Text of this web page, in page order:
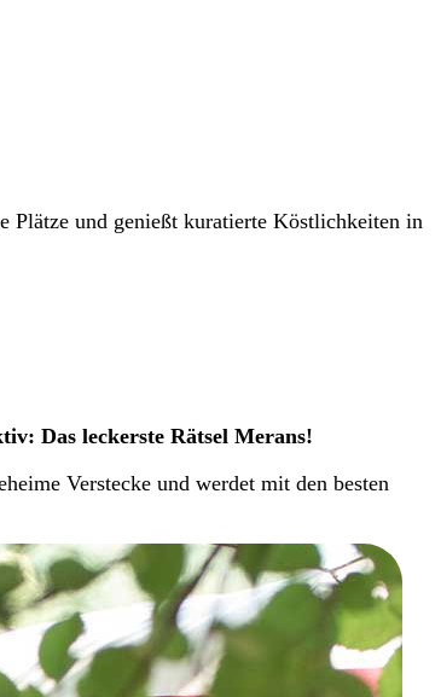
Plätze und genießt kuratierte Köstlichkeiten in
Das leckerste Rätsel Merans!
Verstecke und werdet mit den besten